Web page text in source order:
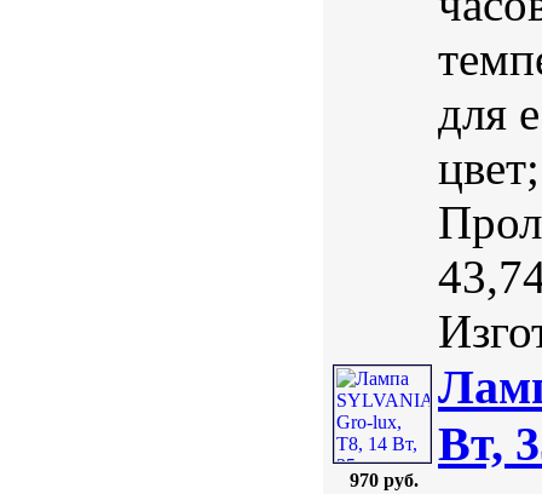
для
970 руб.
Вт,